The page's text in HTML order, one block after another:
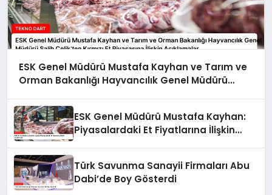
ESK Genel Müdürü Mustafa Kayhan ve Tarım ve
Orman Bakanlığı Hayvancılık Genel Müdürü
Açıklamalar
ESK Genel Müdürü Mustafa Kayhan:
Piyasalardaki Et Fiyatlarına İlişkin
Türk Savunma Sanayii Firmaları Abu
Dabi’de Boy Gösterdi